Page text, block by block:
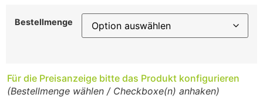
Bestellmenge
Für die Preisanzeige bitte das Produkt konfigurieren
(Bestellmenge wählen / Checkboxe(n) anhaken)